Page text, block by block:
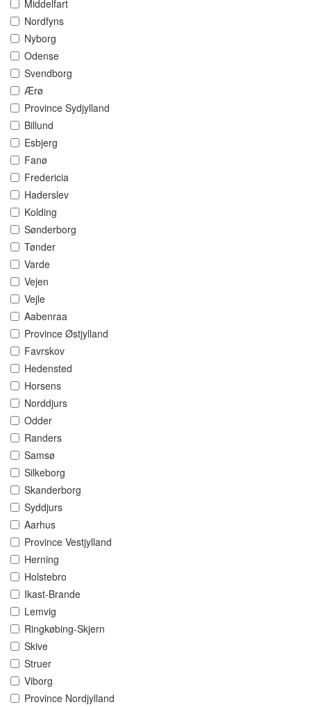
Middelfart
Nordfyns
Nyborg
Odense
Svendborg
Ærø
Province Sydjylland
Billund
Esbjerg
Fanø
Fredericia
Haderslev
Kolding
Sønderborg
Tønder
Varde
Vejen
Vejle
Aabenraa
Province Østjylland
Favrskov
Hedensted
Horsens
Norddjurs
Odder
Randers
Samsø
Silkeborg
Skanderborg
Syddjurs
Aarhus
Province Vestjylland
Herning
Holstebro
Ikast-Brande
Lemvig
Ringkøbing-Skjern
Skive
Struer
Viborg
Province Nordjylland